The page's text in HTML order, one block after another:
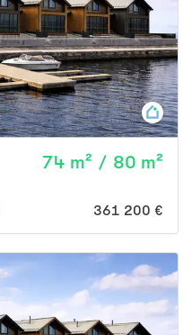
74 m² / 80 m²
terassi ja parveke361 200 €